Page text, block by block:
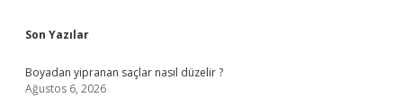
Sidebar
Son Yazılar
Boyadan yipranan saçlar nasıl düzelir ?
Ağustos 6, 2026